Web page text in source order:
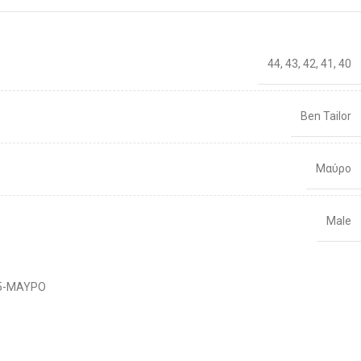
81,5
34 106-111 88
44, 43, 42, 41 , 40
Ben Tailor
Μαύρο
Male
ΜΑΥΡΟ